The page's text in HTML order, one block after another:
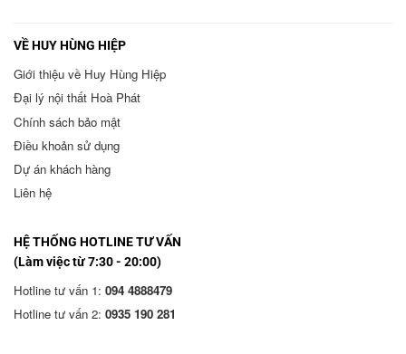
VỀ HUY HÙNG HIỆP
Giới thiệu về Huy Hùng Hiệp
Đại lý nội thất Hoà Phát
Chính sách bảo mật
Điều khoản sử dụng
Dự án khách hàng
Liên hệ
HỆ THỐNG HOTLINE TƯ VẤN
(Làm việc từ 7:30 - 20:00)
Hotline tư vấn 1: 094 4888479
Hotline tư vấn 2: 0935 190 281